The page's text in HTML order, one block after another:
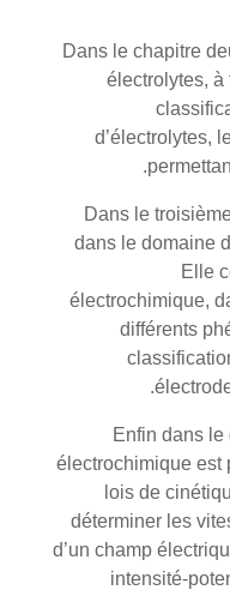
Dans le chapitre
électrolytes, à
d’électrolytes,
Dans le
dans le domaine
Elle
électrochimique,
différents
Enfin dans
électrochimique est
lois de
déterminer les
d’un champ
intensité-